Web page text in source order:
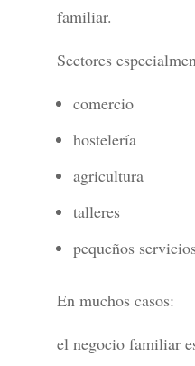
familiar.
Sectores
comercio
hostelería
agricultura
talleres
pequeños
En muchos casos:
el negocio familiar